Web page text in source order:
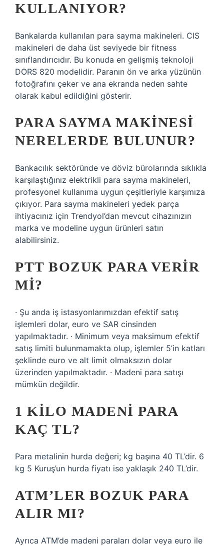
KULLANIYOR?
Bankalarda kullanılan para sayma makineleri. CIS
makineleri de daha üst seviyede bir fitness
sınıflandırıcıdır. Bu konuda en gelişmiş teknoloji
DORS 820 modelidir. Paranın ön ve arka yüzünün
fotoğrafını çeker ve ana ekranda neden sahte
olarak kabul edildiğini gösterir.
PARA SAYMA MAKINESI
NERELERDE BULUNUR?
Bankacılık sektöründe ve döviz bürolarında sıklıkla
karşılaştığınız elektrikli para sayma makineleri,
profesyonel kullanıma uygun çeşitleriyle karşımıza
çıkıyor. Para sayma makineleri yedek parça
ihtiyacınız için Trendyol’dan mevcut cihazınızın
marka ve modeline uygun ürünleri satın
alabilirsiniz.
PTT BOZUK PARA VERIR
MI?
· Şu anda iş istasyonlarımızdan efektif satış
işlemleri dolar, euro ve SAR cinsinden
yapılmaktadır. · Minimum veya maksimum efektif
satış limiti bulunmamakta olup, işlemler 5’in katları
şeklinde euro ve alt limit olmaksızın dolar
üzerinden yapılmaktadır. · Madeni para satışı
mümkün değildir.
1 KILO MADENI PARA
KAÇ TL?
Para metalinin hurda değeri; kg başına 40 TL’dir. 6
kg 5 Kuruş’un hurda fiyatı ise yaklaşık 240 TL’dir.
ATM’LER BOZUK PARA
ALIR MI?
Ayrıca ATM’de madeni paraları dolar veya euro ile